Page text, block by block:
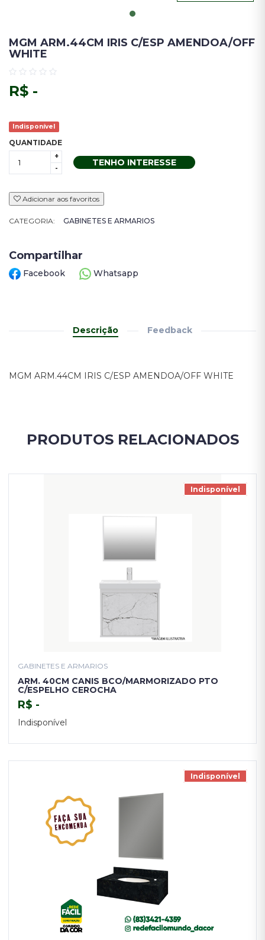
MGM ARM.44CM IRIS C/ESP AMENDOA/OFF
WHITE
R$ -
Indisponível
QUANTIDADE
+
-
TENHO INTERESSE
Adicionar aos favoritos
CATEGORIA: GABINETES E ARMARIOS
Compartilhar
Facebook Whatsapp
Descrição Feedback
MGM ARM.44CM IRIS C/ESP AMENDOA/OFF WHITE
PRODUTOS RELACIONADOS
Indisponível
GABINETES E ARMARIOS
ARM. 40CM CANIS BCO/MARMORIZADO PTO
C/ESPELHO CEROCHA
R$ -
Indisponível
Indisponível